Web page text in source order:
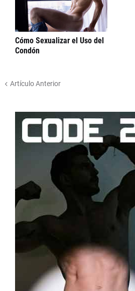
Cómo Sexualizar el Uso del
Condón
Artículo Anterior